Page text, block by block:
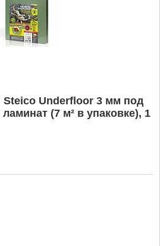
Steico Underfloor 3 мм под
(7 м² в упаковке), 1